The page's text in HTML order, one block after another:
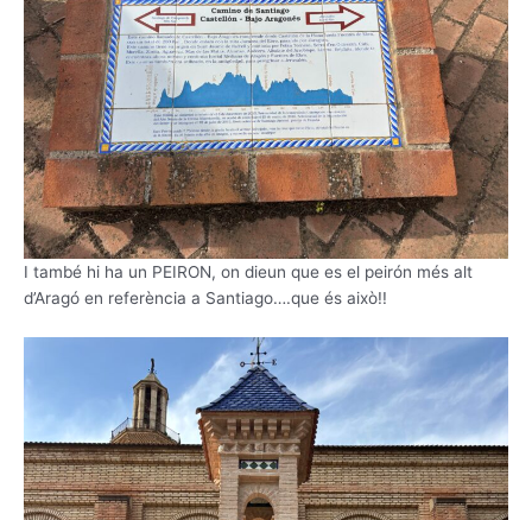
I també hi ha un PEIRON, on dieun que es el peirón més alt
d’Aragó en referència a Santiago….que és això!!